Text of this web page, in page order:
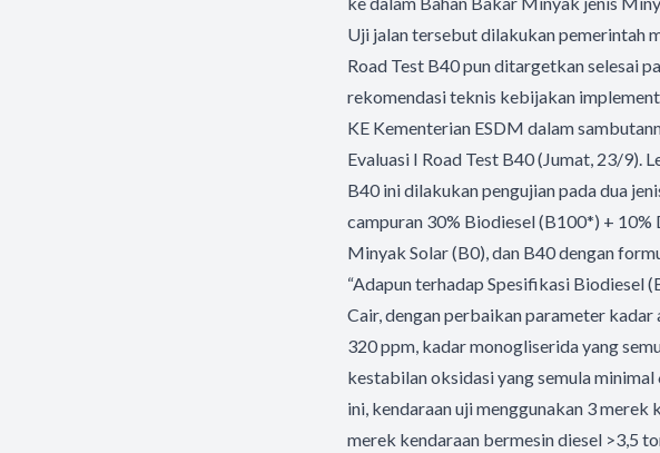
Uji jalan tersebut dilakukan pemerintah
Road Test B40 pun ditargetkan selesai
rekomendasi teknis kebijakan
KE Kementerian ESDM dalam
Evaluasi I Road Test B40 (Jumat, 23/9).
B40 ini dilakukan pengujian pada dua
campuran 30% Biodiesel (B100*) +
Minyak Solar (B0), dan B40 dengan
“Adapun terhadap Spesifikasi Biodiesel
Cair, dengan perbaikan parameter
320 ppm, kadar monogliserida yang
kestabilan oksidasi yang semula
ini, kendaraan uji menggunakan 3
merek kendaraan bermesin diesel >3,5